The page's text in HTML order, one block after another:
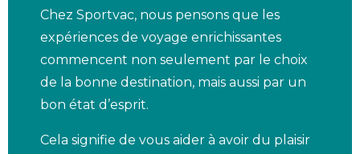
Chez Sportvac, nous pensons que les
expériences de voyage enrichissantes
commencent non seulement par le choix
de la bonne destination, mais aussi par un
bon état d’esprit.
Cela signifie de vous aider à avoir du plaisir